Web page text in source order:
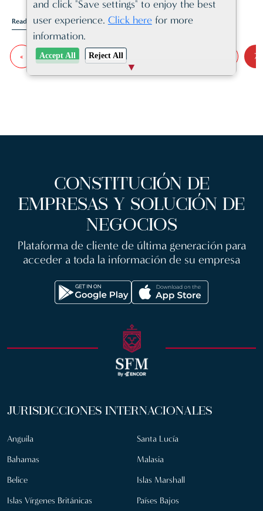
Read Article
« Anterior 2 7
CONSTITUCIÓN DE
EMPRESAS Y SOLUCIÓN DE
NEGOCIOS
Plataforma de cliente de última generación para
acceder a toda la información de su empresa
JURISDICCIONES INTERNACIONALES
Anguila
Bahamas
Belice
Islas Vírgenes Británicas
Santa Lucía
Malasia
Islas Marshall
Países Bajos
and click "Save settings" to enjoy the best
user experience. Click herefor more
information.
Accept All Reject All